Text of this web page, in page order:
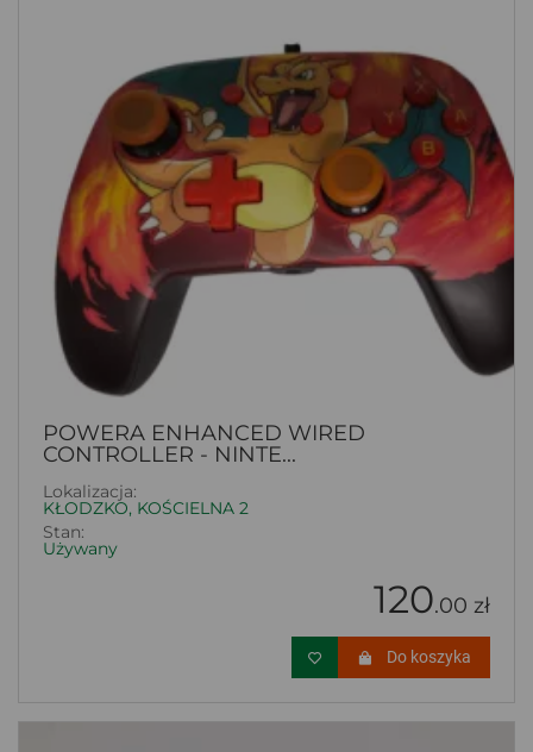
POWERA ENHANCED WIRED
CONTROLLER - NINTE...
Lokalizacja:
KŁODZKO, KOŚCIELNA 2
Stan:
Używany
120.00 zł
Do koszyka